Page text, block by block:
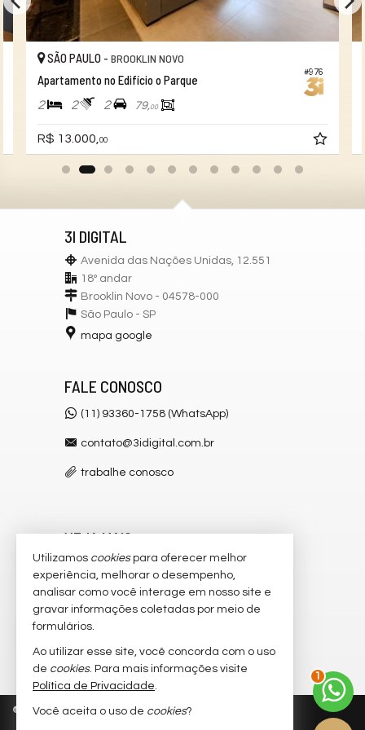
Mini Mercado
Lavanderia Coletiva
Solarium
Hall Decorado e Mobiliado
Lounge
#976
SÃO PAULO - BROOKLIN NOVO
Apartamento no Edifício o Parque
2 2 2 79,00
R$ 13.000, 00
3I DIGITAL
Avenida das Nações Unidas, 12.551
18º andar
Brooklin Novo - 04578-000
São Paulo - SP
mapa google
FALE CONOSCO
(11) 93360-1758 (WhatsApp)
contato@3idigital.com.br
trabalhe conosco
VEJA MAIS
receba nosso newsletter
cadastre seu imóvel
imóveis favoritos
mapa de imóveis
© 2026 CRECI/SP 32.445-J Política de Privacidade
Utilizamos cookiespara oferecer melhor
experiência, melhorar o desempenho,
analisar como você interage em nosso site e
gravar informações coletadas por meio de
formulários.
Ao utilizar esse site, você concorda com o uso
de cookies. Para mais informações visite
Política de Privacidade.
Você aceita o uso de cookies?